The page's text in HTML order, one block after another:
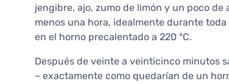
jengibre, ajo, zumo de limón y un poco
menos una hora, idealmente durante
en el horno precalentado a 220 °C.
Después de veinte a veinticinco minutos
– exactamente como quedarían de un